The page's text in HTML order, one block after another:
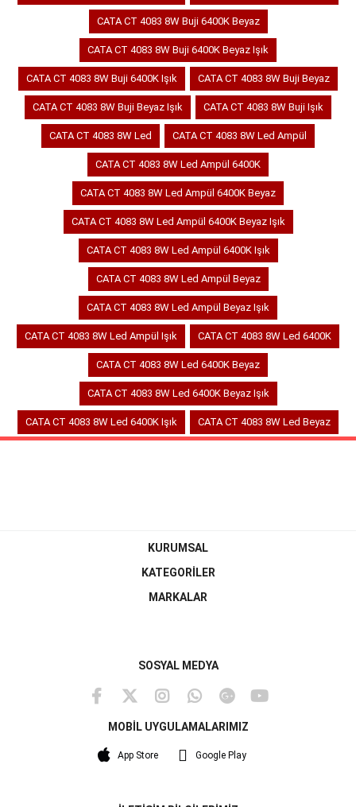
CATA CT 4083 8W Buji 6400K Beyaz
CATA CT 4083 8W Buji 6400K Beyaz Işık
CATA CT 4083 8W Buji 6400K Işık CATA CT 4083 8W Buji Beyaz
CATA CT 4083 8W Buji Beyaz Işık CATA CT 4083 8W Buji Işık
CATA CT 4083 8W Led CATA CT 4083 8W Led Ampül
CATA CT 4083 8W Led Ampül 6400K
CATA CT 4083 8W Led Ampül 6400K Beyaz
CATA CT 4083 8W Led Ampül 6400K Beyaz Işık
CATA CT 4083 8W Led Ampül 6400K Işık
CATA CT 4083 8W Led Ampül Beyaz
CATA CT 4083 8W Led Ampül Beyaz Işık
CATA CT 4083 8W Led Ampül Işık CATA CT 4083 8W Led 6400K
CATA CT 4083 8W Led 6400K Beyaz
CATA CT 4083 8W Led 6400K Beyaz Işık
CATA CT 4083 8W Led 6400K Işık CATA CT 4083 8W Led Beyaz
KURUMSAL
KATEGORİLER
MARKALAR
SOSYAL MEDYA
MOBİL UYGULAMALARIMIZ
App Store Google Play